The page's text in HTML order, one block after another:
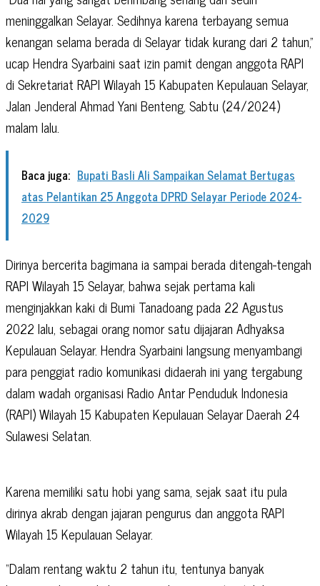
meninggalkan Selayar. Sedihnya karena terbayang semua
kenangan selama berada di Selayar tidak kurang dari 2 tahun,”
ucap Hendra Syarbaini saat izin pamit dengan anggota RAPI
di Sekretariat RAPI Wilayah 15 Kabupaten Kepulauan Selayar,
Jalan Jenderal Ahmad Yani Benteng, Sabtu (24/2024)
malam lalu.
Baca juga: Bupati Basli Ali Sampaikan Selamat Bertugas
atas Pelantikan 25 Anggota DPRD Selayar Periode 2024-
2029
Dirinya bercerita bagimana ia sampai berada ditengah-tengah
RAPI Wilayah 15 Selayar, bahwa sejak pertama kali
menginjakkan kaki di Bumi Tanadoang pada 22 Agustus
2022 lalu, sebagai orang nomor satu dijajaran Adhyaksa
Kepulauan Selayar. Hendra Syarbaini langsung menyambangi
para penggiat radio komunikasi didaerah ini yang tergabung
dalam wadah organisasi Radio Antar Penduduk Indonesia
(RAPI) Wilayah 15 Kabupaten Kepulauan Selayar Daerah 24
Sulawesi Selatan.
Karena memiliki satu hobi yang sama, sejak saat itu pula
dirinya akrab dengan jajaran pengurus dan anggota RAPI
Wilayah 15 Kepulauan Selayar.
“Dalam rentang waktu 2 tahun itu, tentunya banyak